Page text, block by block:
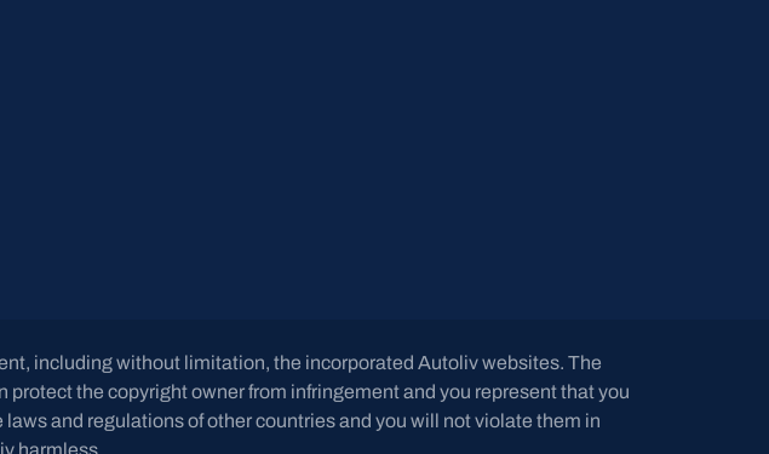
including without limitation, the incorporated Autoliv websites. The
the copyright owner from infringement and you represent that you
and regulations of other countries and you will not violate them in
harmless.